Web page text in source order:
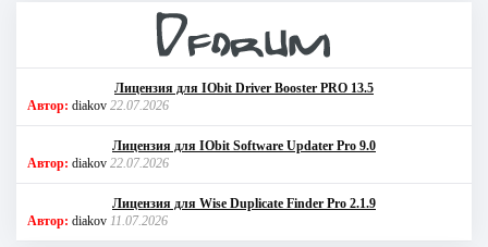
Лицензия для IObit Driver Booster PRO 13.5
Автор: diakov 22.07.2026
Лицензия для IObit Software Updater Pro 9.0
Автор: diakov 22.07.2026
Лицензия для Wise Duplicate Finder Pro 2.1.9
Автор: diakov 11.07.2026